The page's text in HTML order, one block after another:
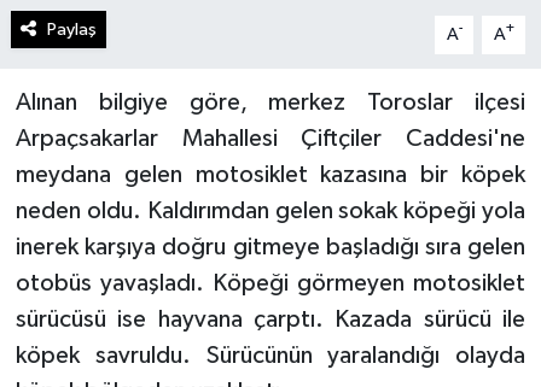
Paylaş A- A+
Alınan bilgiye göre, merkez Toroslar ilçesi
Arpaçsakarlar Mahallesi Çiftçiler Caddesi'ne
meydana gelen motosiklet kazasına bir köpek
neden oldu. Kaldırımdan gelen sokak köpeği yola
inerek karşıya doğru gitmeye başladığı sıra gelen
otobüs yavaşladı. Köpeği görmeyen motosiklet
sürücüsü ise hayvana çarptı. Kazada sürücü ile
köpek savruldu. Sürücünün yaralandığı olayda